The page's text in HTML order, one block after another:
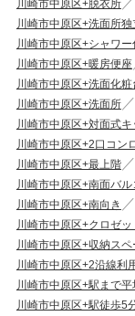
川崎市中原区+脱衣所
川崎市中原区+洗面所独
川崎市中原区+シャワー
川崎市中原区+暖房便座
川崎市中原区+洗面化粧
川崎市中原区+洗面所
川崎市中原区+対面式キ
川崎市中原区+2口コン
川崎市中原区+最上階
川崎市中原区+南面バル
川崎市中原区+南向き
川崎市中原区+クロゼッ
川崎市中原区+収納スペ
川崎市中原区+2沿線利
川崎市中原区+駅まで平
川崎市中原区+駅徒歩5